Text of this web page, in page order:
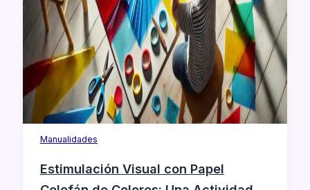
Manualidades
Estimulación Visual con Papel